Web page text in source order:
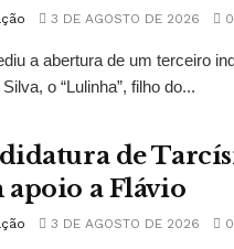
3 DE AGOSTO DE 2026 0
a abertura de um terceiro
o “Lulinha”, filho do...
de
apoio a Flávio
3 DE AGOSTO DE 2026 0